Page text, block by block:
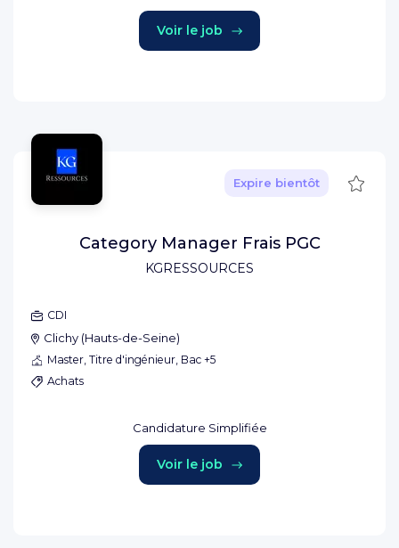
Voir le job
KGRESSOURCES
Expire bientôt
Category Manager Frais PGC
CDI
Clichy (Hauts-de-Seine)
Master, Titre d'ingénieur, Bac +5
Achats
Candidature Simplifiée
Voir le job